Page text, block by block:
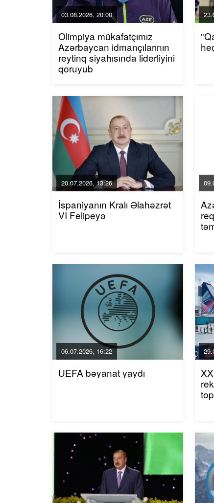
03.08.2026, 20:00
Olimpiya mükafatçımız
Azərbaycan idmançılarının
reytinq siyahısında liderliyini
qoruyub
20.07.2026, 13:26
İspaniyanın Kralı Əlahəzrət
VI Felipeyə
06.07.2026, 16:22
UEFA bəyanat yaydı